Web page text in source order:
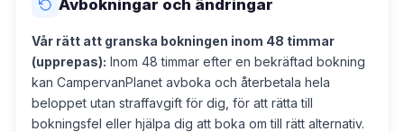
Avbokningar och ändringar
Vår rätt att granska bokningen inom 48 timmar
(upprepas): Inom 48 timmar efter en bekräftad bokning
kan CampervanPlanet avboka och återbetala hela
beloppet utan straffavgift för dig, för att rätta till
bokningsfel eller hjälpa dig att boka om till rätt alternativ.